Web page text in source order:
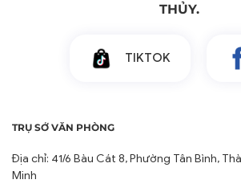
THỦY.
TIKTOK
TRỤ SỞ VĂN PHÒNG
Địa chỉ: 41/6 Bàu Cát 8, Phường Tân Bình,
Minh